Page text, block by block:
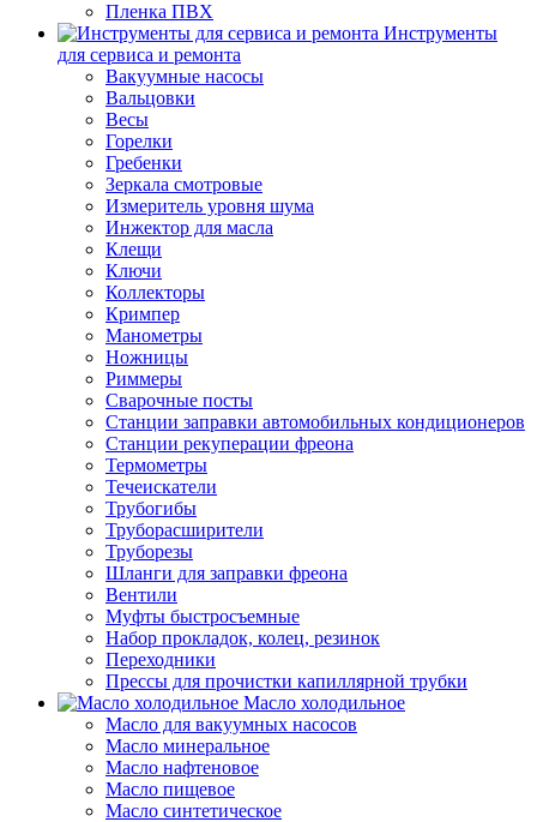
Пленка ПВХ
Инструменты
для сервиса и ремонта
Вакуумные насосы
Вальцовки
Весы
Горелки
Гребенки
Зеркала смотровые
Измеритель уровня шума
Инжектор для масла
Клещи
Ключи
Коллекторы
Кримпер
Манометры
Ножницы
Риммеры
Сварочные посты
Станции заправки автомобильных кондиционеров
Станции рекуперации фреона
Термометры
Течеискатели
Трубогибы
Труборасширители
Труборезы
Шланги для заправки фреона
Вентили
Муфты быстросъемные
Набор прокладок, колец, резинок
Переходники
Прессы для прочистки капиллярной трубки
Масло холодильное
Масло для вакуумных насосов
Масло минеральное
Масло нафтеновое
Масло пищевое
Масло синтетическое